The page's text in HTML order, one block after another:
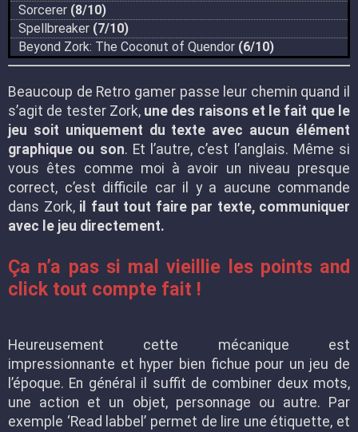
Sorcerer (8/10)
Spellbreaker (7/10)
Beyond Zork: The Coconut of Quendor (6/10)
Beaucoup de Retro gamer passe leur chemin quand il
s’agit de tester Zork, une des raisons et le fait que le
jeu soit uniquement du texte avec aucun élément
graphique ou son. Et l’autre, c’est l’anglais. Même si
vous êtes comme moi à avoir un niveau presque
correct, c’est difficile car il y a aucune commande
dans Zork,il faut tout faire par texte, communiquer
avec le jeu directement.
Ça n’a pas si mal vieillie les points and
click tout compte fait !
Heureusement cette mécanique est
impressionnante et hyper bien fichue pour un jeu de
l’époque. En général il suffit de combiner deux mots,
une action et un objet, personnage ou autre. Par
exemple ‘Read labbel’ permet de lire une étiquette, et